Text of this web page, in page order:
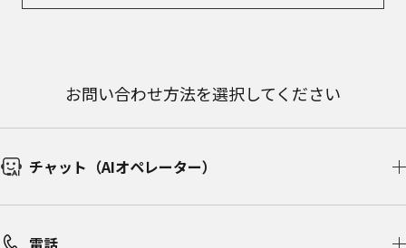
お問い合わせ方法を選択してください
チャット（AIオペレーター）​
電話